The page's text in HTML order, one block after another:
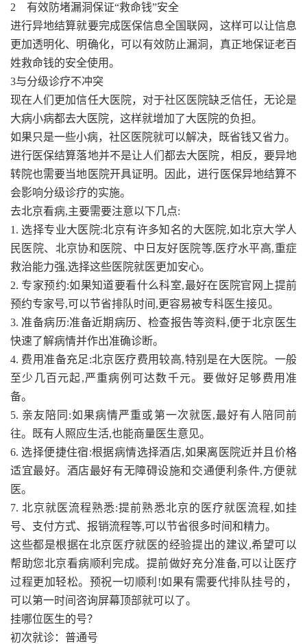
2 有效防堵漏洞保证“救命钱”安全
进行异地结算就要完成医保信息全国联网，这样可以让信息
更加透明化、明确化，可以有效防止漏洞，真正地保证老百
姓救命钱的安全使用。
3与分级诊疗不冲突
现在人们更加信任大医院，对于社区医院缺乏信任，无论是
大病小病都去大医院，这样就增加了大医院的负担。
如果只是一些小病，社区医院就可以解决，既省钱又省力。
进行医保结算落地并不是让人们都去大医院，相反，要异地
转院也需要当地医院开具证明。因此，进行医保异地结算不
会影响分级诊疗的实施。
去北京看病,主要需要注意以下几点:
1. 选择专业大医院:北京有许多知名的大医院,如北京大学人
民医院、北京协和医院、中日友好医院等,医疗水平高,重症
救治能力强,选择这些医院就医更加安心。
2. 专家预约:如果知道要看什么科室,最好在医院官网上提前
预约专家号,可以节省排队时间,更容易被专科医生接见。
3. 准备病历:准备近期病历、检查报告等资料,便于北京医生
快速了解病情并作出准确诊断。
4. 费用准备充足:北京医疗费用较高,特别是在大医院。一般
至少几百元起,严重病例可达数千元。要做好足够费用准
备。
5. 亲友陪同:如果病情严重或第一次就医,最好有人陪同前
往。既有人照应生活,也能商量医生意见。
6. 选择便捷住宿:根据病情选择酒店,如果离医院近并且价格
适宜最好。酒店最好有无障碍设施和交通便利条件,方便就
医。
7. 北京就医流程熟悉:提前熟悉北京的医疗就医流程,如挂
号、支付方式、报销流程等,可以节省很多时间和精力。
这些都是根据在北京医疗就医的经验提出的建议,希望可以
帮助您北京看病顺利完成。提前做好充分准备,可以让医疗
过程更加轻松。预祝一切顺利!如果有需要代排队挂号的，
可以第一时间咨询屏幕顶部就可以了。
挂哪位医生的号？
初次就诊：普通号